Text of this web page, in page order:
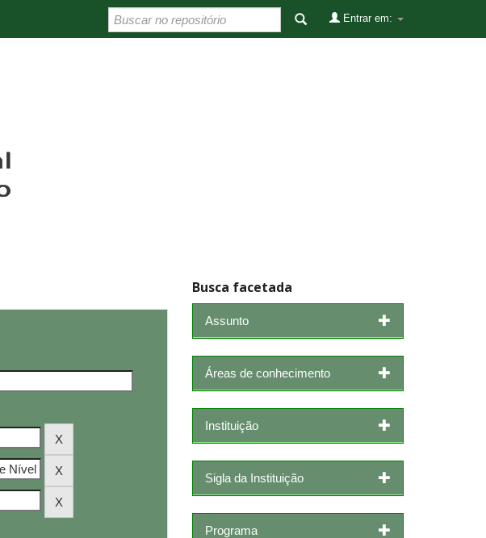
Entrar em:
Busca facetada
Assunto
Áreas de conhecimento
Instituição
Sigla da Instituição
Programa